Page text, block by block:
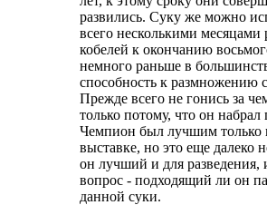
развились. Суку же можно
всего несколькими
кобелей к окончанию
немного раньше в
способность к размножению
Прежде всего не гонись за
только потому, что он набрал
Чемпион был лучшим только
выставке, но это еще далеко
он лучший и для
вопрос - подходящий ли он
данной суки.